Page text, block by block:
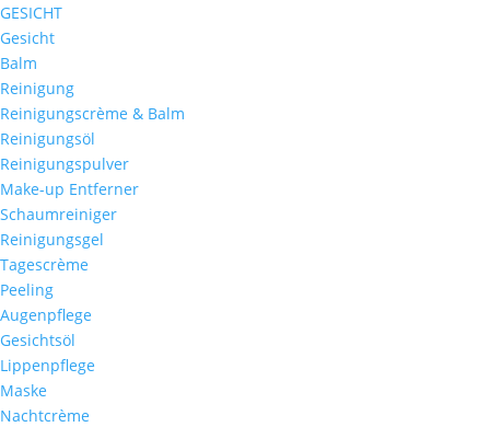
GESICHT
Gesicht
Balm
Reinigung
Reinigungscrème & Balm
Reinigungsöl
Reinigungspulver
Make-up Entferner
Schaumreiniger
Reinigungsgel
Tagescrème
Peeling
Augenpflege
Gesichtsöl
Lippenpflege
Maske
Nachtcrème